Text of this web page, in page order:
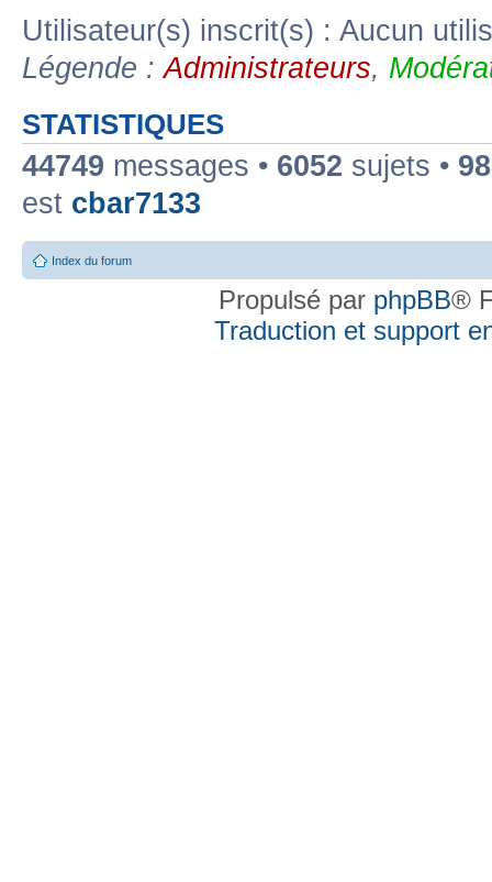
Utilisateur(s) inscrit(s) : Aucun
Légende :Administrateurs,
STATISTIQUES
44749 messages • 6052 sujets •
est cbar7133
Index du forum
Propulsé par phpBB®
Traduction et support